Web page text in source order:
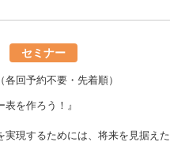
セミナー
回予約不要・先着順）
表を作ろう！』
実現するためには、将来を見据え